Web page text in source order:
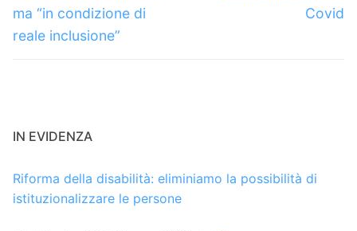
ma “in condizione di
reale inclusione”
Covid
IN EVIDENZA
Riforma della disabilità: eliminiamo la possibilità di
istituzionalizzare le persone